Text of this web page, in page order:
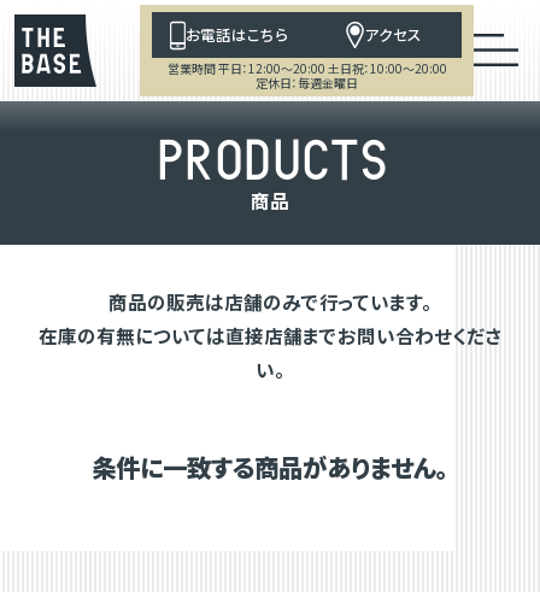
お電話はこちら アクセス
営業時間 平日：12:00～20:00 土日祝：10:00～20:00
定休日：毎週金曜日
PRODUCTS
商品
商品の販売は店舗のみで行っています。
在庫の有無については直接店舗までお問い合わせくださ
い。
条件に一致する商品がありません。